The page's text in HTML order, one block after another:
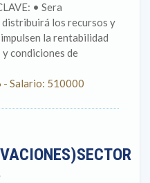
• Sera
distribuirá los recursos y
la rentabilidad
condiciones de
Salario: 510000